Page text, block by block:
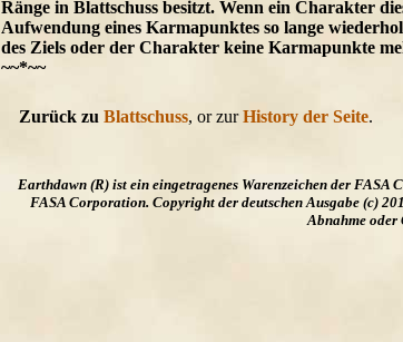
Ränge in Blattschuss besitzt. Wenn ein Charakter
Aufwendung eines Karmapunktes so lange
des Ziels oder der Charakter keine Karmapunkte
~~*~~
Zurück zu Blattschuss, or zurHistory der Seite.
Earthdawn (R) ist ein eingetragenes Warenzeichen der
FASA Corporation. Copyright der deutschen Ausgabe (c)
Abnahme oder